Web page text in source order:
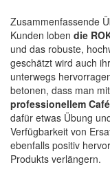
Zusammenfassende
Kunden loben die
und das robuste,
geschätzt wird auch
unterwegs
betonen, dass man
professionellem
dafür etwas Übung
Verfügbarkeit von
ebenfalls positiv
Produkts verlängern.